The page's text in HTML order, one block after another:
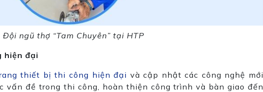
Đội ngũ thợ “Tam Chuyên” tại HTP
hiện đại
thiết bị thi công hiện đại và cập nhật các công nghệ mới
vấn đề trong thi công, hoàn thiện công trình và bàn giao đến